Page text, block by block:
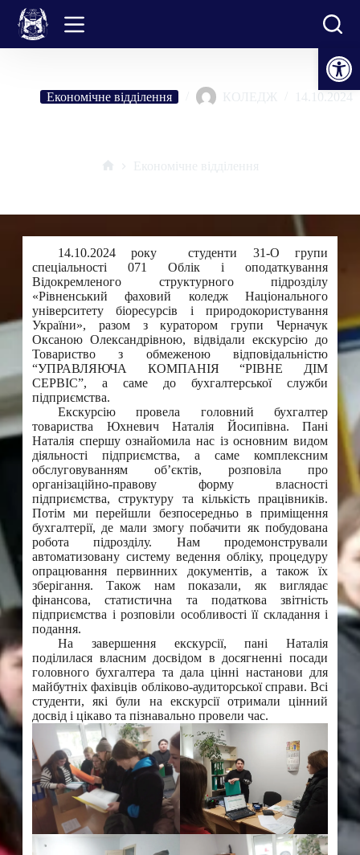
Відкрити Панель інструментів
Перейти
вмісту
Економічне відділення КОЛЕДЖ 14.10.2024
Економічне відділення
14.10.2024 року студенти 31-О групи
спеціальності 071 Облік і оподаткування
Відокремленого структурного підрозділу
«Рівненський фаховий коледж Національного
університету біоресурсів і природокористування
України», разом з куратором групи Черначук
Оксаною Олександрівною, відвідали екскурсію до
Товариство з обмеженою відповідальністю
“УПРАВЛЯЮЧА КОМПАНІЯ “РІВНЕ ДІМ
СЕРВІС”, а саме до бухгалтерської служби
підприємства.
Екскурсію провела головний бухгалтер
товариства Юхневич Наталія Йосипівна. Пані
Наталія спершу ознайомила нас із основним видом
діяльності підприємства, а саме комплексним
обслуговуванням об’єктів, розповіла про
організаційно-правову форму власності
підприємства, структуру та кількість працівників.
Потім ми перейшли безпосередньо в приміщення
бухгалтерії, де мали змогу побачити як побудована
робота підрозділу. Нам продемонстрували
автоматизовану систему ведення обліку, процедуру
опрацювання первинних документів, а також їх
зберігання. Також нам показали, як виглядає
фінансова, статистична та податкова звітність
підприємства і розповіли особливості її складання і
подання.
На завершення екскурсії, пані Наталія
поділилася власним досвідом в досягненні посади
головного бухгалтера та дала цінні настанови для
майбутніх фахівців обліково-аудиторської справи. Всі
студенти, які були на екскурсії отримали цінний
досвід і цікаво та пізнавально провели час.